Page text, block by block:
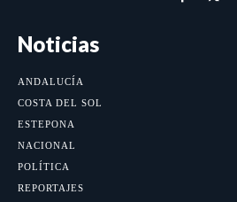
Noticias
ANDALUCÍA
COSTA DEL SOL
ESTEPONA
NACIONAL
POLÍTICA
REPORTAJES